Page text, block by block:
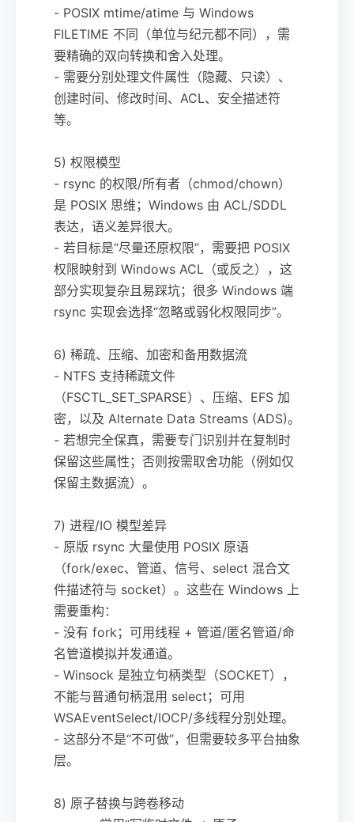
- POSIX mtime/atime 与 Windows
FILETIME 不同（单位与纪元都不同），需
要精确的双向转换和舍入处理。
- 需要分别处理文件属性（隐藏、只读）、
创建时间、修改时间、ACL、安全描述符
等。
5) 权限模型
- rsync 的权限/所有者（chmod/chown）
是 POSIX 思维；Windows 由 ACL/SDDL
表达，语义差异很大。
- 若目标是“尽量还原权限”，需要把 POSIX
权限映射到 Windows ACL（或反之），这
部分实现复杂且易踩坑；很多 Windows 端
rsync 实现会选择“忽略或弱化权限同步”。
6) 稀疏、压缩、加密和备用数据流
- NTFS 支持稀疏文件
（FSCTL_SET_SPARSE）、压缩、EFS 加
密，以及 Alternate Data Streams (ADS)。
- 若想完全保真，需要专门识别并在复制时
保留这些属性；否则按需取舍功能（例如仅
保留主数据流）。
7) 进程/IO 模型差异
- 原版 rsync 大量使用 POSIX 原语
（fork/exec、管道、信号、select 混合文
件描述符与 socket）。这些在 Windows 上
需要重构：
- 没有 fork；可用线程 + 管道/匿名管道/命
名管道模拟并发通道。
- Winsock 是独立句柄类型（SOCKET），
不能与普通句柄混用 select；可用
WSAEventSelect/IOCP/多线程分别处理。
- 这部分不是“不可做”，但需要较多平台抽象
层。
8) 原子替换与跨卷移动